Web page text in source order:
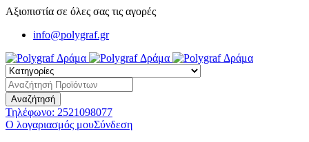
Αξιοπιστία σε όλες σας τις αγορές
info@polygraf.gr
Τηλέφωνο: 2521098077
Ο λογαριασμός μουΣύνδεση